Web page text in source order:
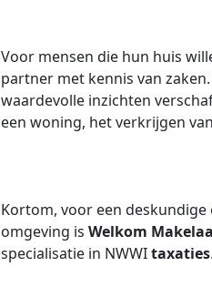
Voor mensen die hun huis
partner met kennis van
waardevolle inzichten
een woning, het verkrijgen
Kortom, voor een deskundige
omgeving is Welkom
specialisatie in NWWItaxaties.